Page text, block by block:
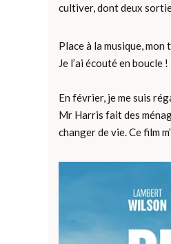
cultiver, dont deux
Place à la musique,
Je l’ai écouté en boucle !
En février, je me suis
Mr Harris fait des
changer de vie. Ce film